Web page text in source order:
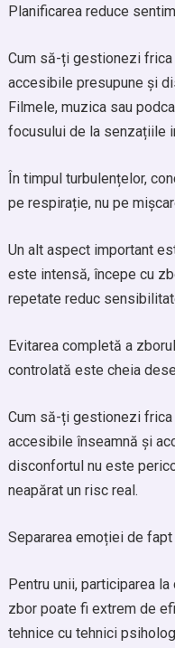
Planificarea reduce
Cum să-ți gestionezi
accesibile presupune și
Filmele, muzica sau
focusului de la senzațiile
În timpul turbulențelor,
pe respirație, nu pe
Un alt aspect important
este intensă, începe cu
repetate reduc
Evitarea completă a
controlată este cheia
Cum să-ți gestionezi
accesibile înseamnă și
disconfortul nu este
neapărat un risc real.
Separarea emoției de
Pentru unii, participarea
zbor poate fi extrem de
tehnice cu tehnici